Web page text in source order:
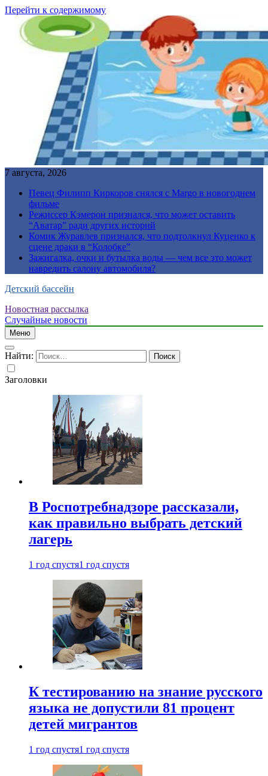
Перейти к содержимому
7 августа, 2026
Певец Филипп Киркоров снялся с Margo в новогоднем
фильме
Режиссер Кэмерон признался, что может оставить
“Аватар” ради других историй
Комик Журавлев признался, что подтолкнул Куценко к
сцене драки в “Колобке”
Зажигалка, очки и бутылка воды — чем все это может
навредить салону автомобиля?
Детский бассейн
Новостная рассылка
Случайные новости
Меню
Найти:
Заголовки
В Роспотребнадзоре рассказали,
как правильно выбрать детский
лагерь
1 год спустя1 год спустя
К тестированию на знание русского
языка не допустили 81 процент
детей мигрантов
1 год спустя1 год спустя